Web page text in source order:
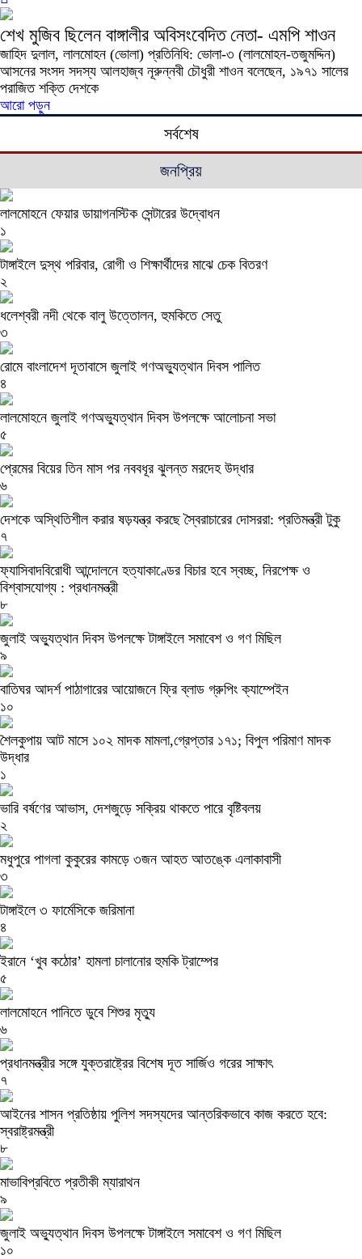
শেখ মুজিব ছিলেন বাঙ্গালীর অবিসংবেদিত নেতা- এমপি শাওন
জাহিদ দুলাল, লালমোহন (ভোলা) প্রতিনিধি: ভোলা-৩ (লালমোহন-তজুমদ্দিন)
আসনের সংসদ সদস্য আলহাজ্ব নূরুন্নবী চৌধুরী শাওন বলেছেন, ১৯৭১ সালের
পরাজিত শক্তি দেশকে
আরো পড়ুন
সর্বশেষ
জনপ্রিয়
লালমোহনে ফেয়ার ডায়াগনস্টিক সেন্টারের উদ্বোধন
১
টাঙ্গাইলে দুস্থ পরিবার, রোগী ও শিক্ষার্থীদের মাঝে চেক বিতরণ
২
ধলেশ্বরী নদী থেকে বালু উত্তোলন, হুমকিতে সেতু
৩
রোমে বাংলাদেশ দূতাবাসে জুলাই গণঅভ্যুত্থান দিবস পালিত
৪
লালমোহনে জুলাই গণঅভ্যুত্থান দিবস উপলক্ষে আলোচনা সভা
৫
প্রেমের বিয়ের তিন মাস পর নববধূর ঝুলন্ত মরদেহ উদ্ধার
৬
দেশকে অস্থিতিশীল করার ষড়যন্ত্র করছে স্বৈরাচারের দোসররা: প্রতিমন্ত্রী টুকু
৭
ফ্যাসিবাদবিরোধী আন্দোলনে হত্যাকাণ্ডের বিচার হবে স্বচ্ছ, নিরপেক্ষ ও
বিশ্বাসযোগ্য : প্রধানমন্ত্রী
৮
জুলাই অভ্যুত্থান দিবস উপলক্ষে টাঙ্গাইলে সমাবেশ ও গণ মিছিল
৯
বাতিঘর আদর্শ পাঠাগারের আয়োজনে ফ্রি ব্লাড গ্রুপিং ক্যাম্পেইন
১০
শৈলকুপায় আট মাসে ১০২ মাদক মামলা,গ্রেপ্তার ১৭১; বিপুল পরিমাণ মাদক
উদ্ধার
১
ভারি বর্ষণের আভাস, দেশজুড়ে সক্রিয় থাকতে পারে বৃষ্টিবলয়
২
মধুপুরে পাগলা কুকুরের কামড়ে ৩জন আহত আতঙ্কে এলাকাবাসী
৩
টাঙ্গাইলে ৩ ফার্মেসিকে জরিমানা
৪
ইরানে ‘খুব কঠোর’ হামলা চালানোর হুমকি ট্রাম্পের
৫
লালমোহনে পানিতে ডুবে শিশুর মৃত্যু
৬
প্রধানমন্ত্রীর সঙ্গে যুক্তরাষ্ট্রের বিশেষ দূত সার্জিও গরের সাক্ষাৎ
৭
আইনের শাসন প্রতিষ্ঠায় পুলিশ সদস্যদের আন্তরিকভাবে কাজ করতে হবে:
স্বরাষ্ট্রমন্ত্রী
৮
মাভাবিপ্রবিতে প্রতীকী ম্যারাথন ‎
৯
জুলাই অভ্যুত্থান দিবস উপলক্ষে টাঙ্গাইলে সমাবেশ ও গণ মিছিল
১০